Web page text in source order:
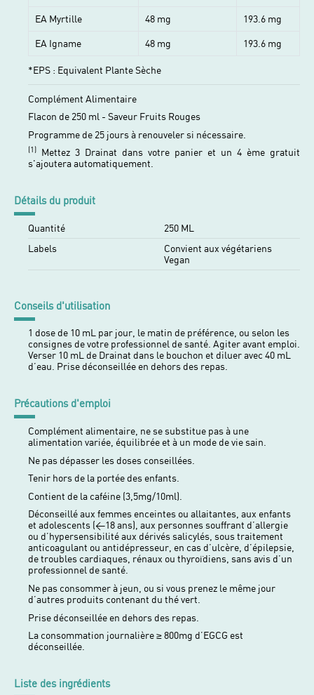
EA Myrtille
48 mg
193.6 mg
EA Igname
48 mg 193.6 mg
*EPS : Equivalent Plante Sèche
Complément Alimentaire
Flacon de 250 ml - Saveur Fruits Rouges
Programme de 25 jours à renouveler si nécessaire.
(1) Mettez 3 Drainat dans votre panier et un 4 ème gratuit
s'ajoutera automatiquement.
Détails du produit
Quantité
250 ML
Labels
Convient aux végétariens
Vegan
Conseils d'utilisation
1 dose de 10 mL par jour, le matin de préférence, ou selon les
consignes de votre professionnel de santé. Agiter avant emploi.
Verser 10 mL de Drainat dans le bouchon et diluer avec 40 mL
d’eau. Prise déconseillée en dehors des repas.
Précautions d'emploi
Complément alimentaire, ne se substitue pas à une
alimentation variée, équilibrée et à un mode de vie sain.
Ne pas dépasser les doses conseillées.
Tenir hors de la portée des enfants.
Contient de la caféine (3,5mg/10ml).
Déconseillé aux femmes enceintes ou allaitantes, aux enfants
et adolescents (<18 ans), aux personnes souffrant d’allergie
ou d’hypersensibilité aux dérivés salicylés, sous traitement
anticoagulant ou antidépresseur, en cas d’ulcère, d’épilepsie,
de troubles cardiaques, rénaux ou thyroïdiens, sans avis d’un
professionnel de santé.
Ne pas consommer à jeun, ou si vous prenez le même jour
d’autres produits contenant du thé vert.
Prise déconseillée en dehors des repas.
La consommation journalière ≥ 800mg d’EGCG est
déconseillée.
Liste des ingrédients